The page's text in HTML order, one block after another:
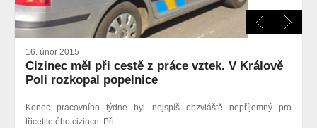
16. únor 2015
Cizinec měl při cestě z práce vztek. V Králově
Poli rozkopal popelnice
Konec pracovního týdne byl nejspíš obzvláště nepříjemný pro
třicetiletého cizince. Při ...